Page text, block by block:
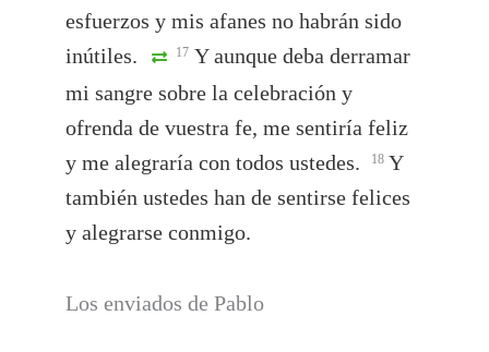
esfuerzos y mis afanes no habrán sido
inútiles.
17 Y aunque deba derramar
mi sangre sobre la celebración y
ofrenda de vuestra fe, me sentiría feliz
y me alegraría con todos ustedes.
18 Y
también ustedes han de sentirse felices
y alegrarse conmigo.
Los enviados de Pablo